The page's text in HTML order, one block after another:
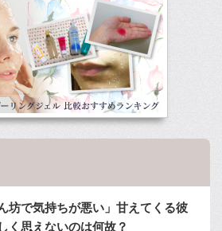
坊で気持ちが悪い」甘えてくる彼
く思えないのは何故？